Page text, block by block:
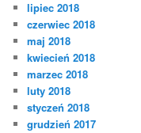
lipiec 2018
czerwiec 2018
maj 2018
kwiecień 2018
marzec 2018
luty 2018
styczeń 2018
grudzień 2017